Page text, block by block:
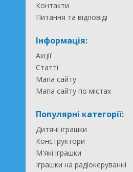
Контакти
Питання та відповіді
Інформація:
Акції
Статті
Мапа сайту
Мапа сайту по містах
Популярні категорії:
Дитячі іграшки
Конструктори
М'які іграшки
Іграшки на радіокеруванні